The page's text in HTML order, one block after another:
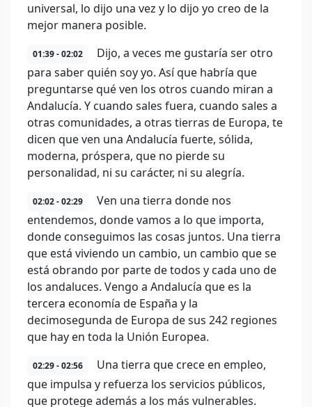
universal, lo dijo una vez y lo dijo yo creo de la
mejor manera posible.
01:39 - 02:02
Dijo, a veces me gustaría ser otro
para saber quién soy yo. Así que habría que
preguntarse qué ven los otros cuando miran a
Andalucía. Y cuando sales fuera, cuando sales a
otras comunidades, a otras tierras de Europa, te
dicen que ven una Andalucía fuerte, sólida,
moderna, próspera, que no pierde su
personalidad, ni su carácter, ni su alegría.
02:02 - 02:29
Ven una tierra donde nos
entendemos, donde vamos a lo que importa,
donde conseguimos las cosas juntos. Una tierra
que está viviendo un cambio, un cambio que se
está obrando por parte de todos y cada uno de
los andaluces. Vengo a Andalucía que es la
tercera economía de España y la
decimosegunda de Europa de sus 242 regiones
que hay en toda la Unión Europea.
02:29 - 02:56
Una tierra que crece en empleo,
que impulsa y refuerza los servicios públicos,
que protege además a los más vulnerables.